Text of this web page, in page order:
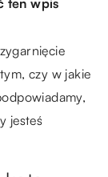
czy w jakie
jesteś